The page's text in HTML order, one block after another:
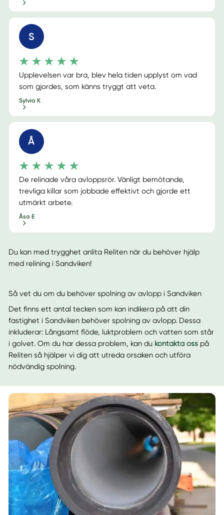
S
Upplevelsen var bra, blev hela tiden upplyst om vad
som gjordes, som känns tryggt att veta.
Sylvia K
Å
De relinade våra avloppsrör. Vänligt bemötande,
trevliga killar som jobbade effektivt och gjorde ett
utmärkt arbete.
Åsa E
Du kan med trygghet anlita Reliten när du behöver hjälp
med relining i Sandviken!
Så vet du om du behöver spolning av avlopp i Sandviken
Det finns ett antal tecken som kan indikera på att din
fastighet i Sandviken behöver spolning av avlopp. Dessa
inkluderar: Långsamt flöde, luktproblem och vatten som står
i golvet. Om du har dessa problem, kan du kontakta osspå
Reliten så hjälper vi dig att utreda orsaken och utföra
nödvändig spolning.